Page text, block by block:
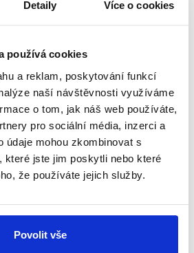
Detaily Více o cookies
používá cookies
a reklam, poskytování funkcí
naší návštěvnosti využíváme
o tom, jak náš web používáte,
pro sociální média, inzerci a
údaje mohou zkombinovat s
které jste jim poskytli nebo které
že používáte jejich služby.
Povolit vše
kandidátů v tomto
přiznali např. k tomu, jestli v
věku) kouřili...
kontaktu
našeho
přinášíme